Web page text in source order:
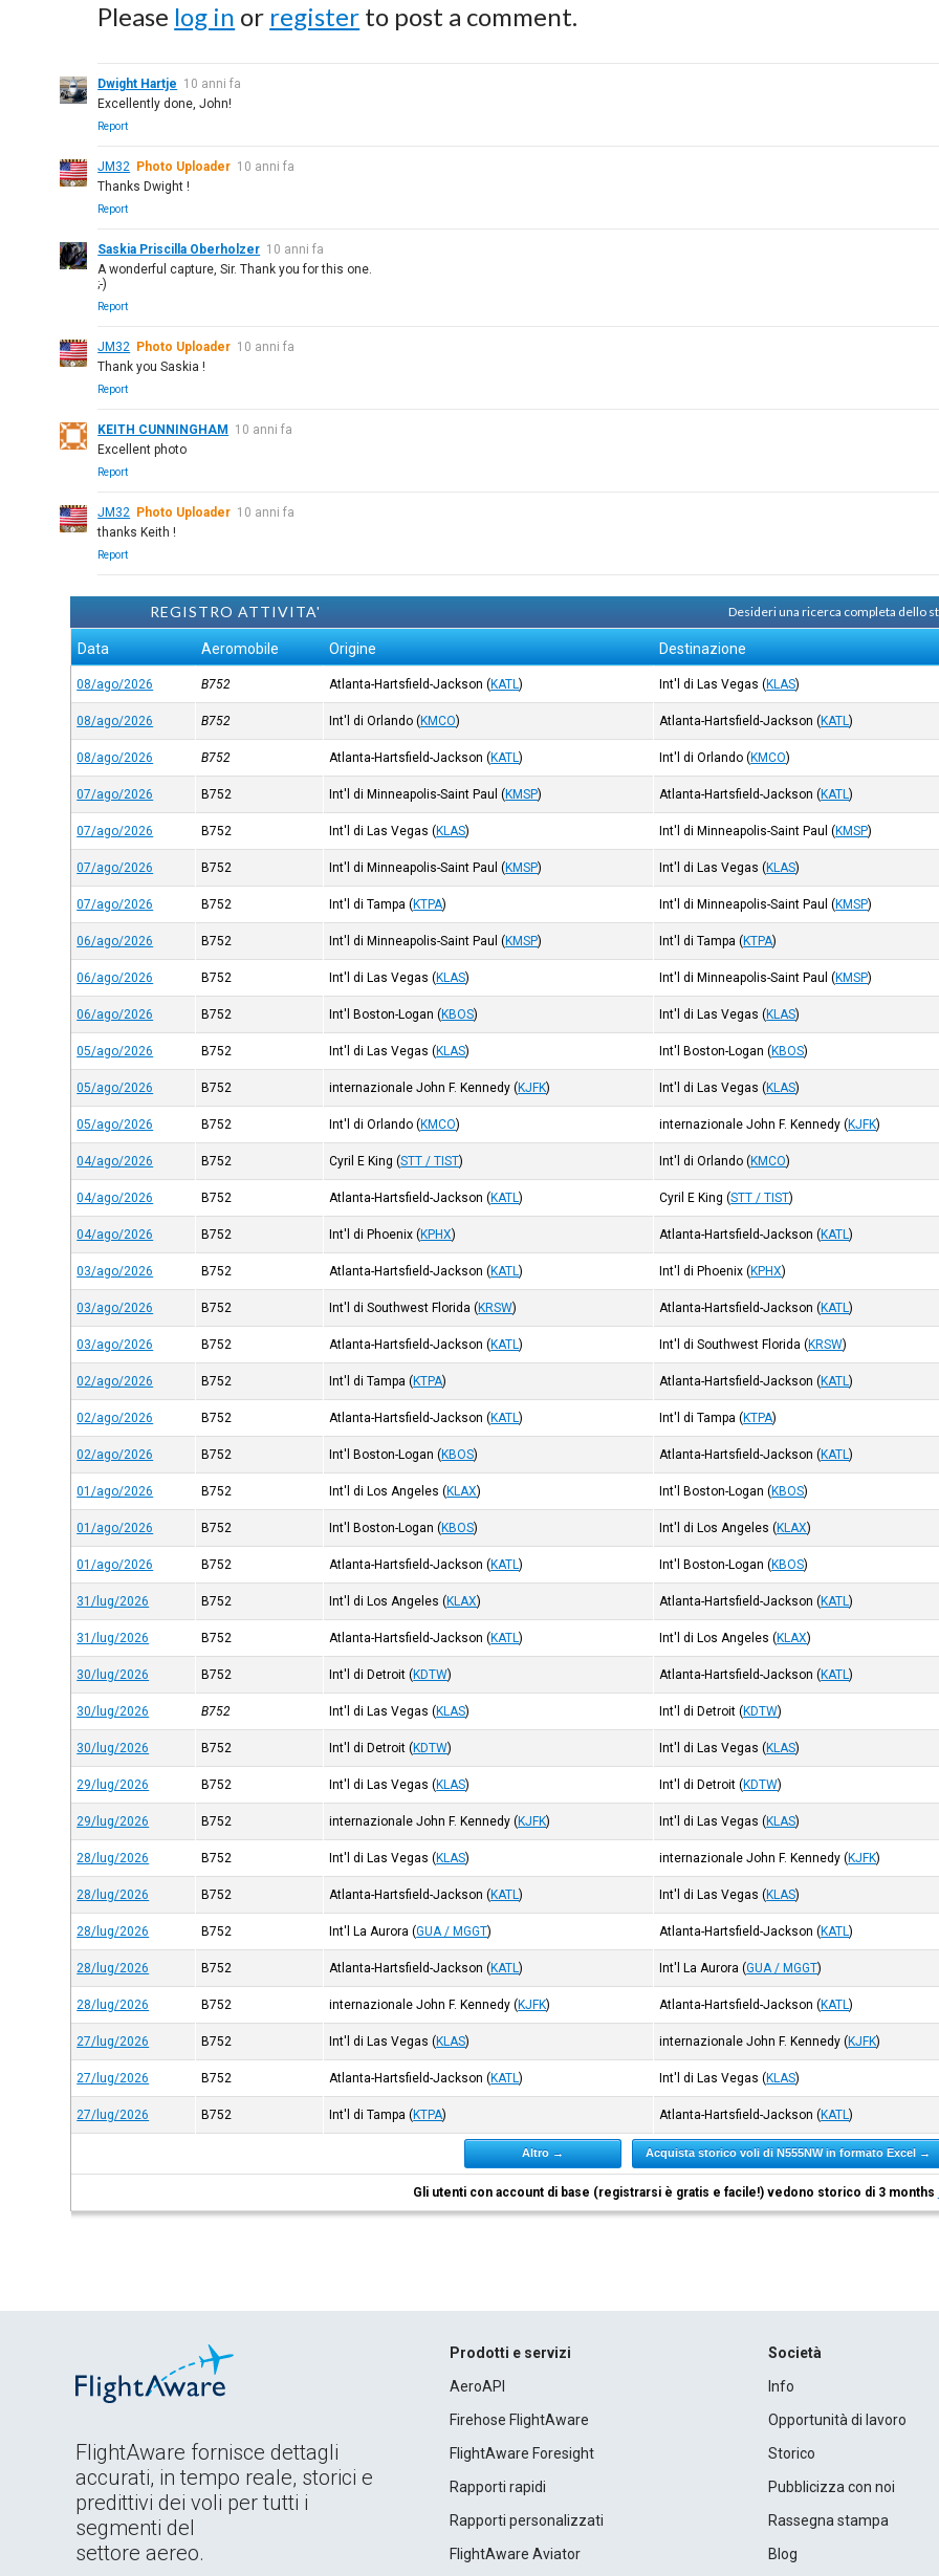
Please log in or register to post a comment.
Dwight Hartje 10 anni fa
Excellently done, John!
Report
JM32 Photo Uploader 10 anni fa
Thanks Dwight !
Report
Saskia Priscilla Oberholzer 10 anni fa
A wonderful capture, Sir. Thank you for this one.
;-)
Report
JM32 Photo Uploader 10 anni fa
Thank you Saskia !
Report
KEITH CUNNINGHAM
10 anni fa
Excellent photo
Report
JM32 Photo Uploader 10 anni fa
thanks Keith !
Report
REGISTRO ATTIVITA' Desideri una ricerca completa dello
Data Aeromobile Origine Destinazione
08/ago/2026 B752 Atlanta-Hartsfield-Jackson (KATL) Int'l di Las Vegas (KLAS)
08/ago/2026 B752 Int'l di Orlando (KMCO) Atlanta-Hartsfield-Jackson (KATL)
08/ago/2026 B752 Atlanta-Hartsfield-Jackson (KATL) Int'l di Orlando (KMCO)
07/ago/2026 B752 Int'l di Minneapolis-Saint Paul (KMSP) Atlanta-Hartsfield-Jackson (KATL)
07/ago/2026 B752 Int'l di Las Vegas (KLAS) Int'l di Minneapolis-Saint Paul (KMSP)
07/ago/2026 B752 Int'l di Minneapolis-Saint Paul (KMSP) Int'l di Las Vegas (KLAS)
07/ago/2026 B752 Int'l di Tampa (KTPA) Int'l di Minneapolis-Saint Paul (KMSP)
06/ago/2026 B752 Int'l di Minneapolis-Saint Paul (KMSP) Int'l di Tampa (KTPA)
06/ago/2026 B752 Int'l di Las Vegas (KLAS) Int'l di Minneapolis-Saint Paul (KMSP)
06/ago/2026 B752 Int'l Boston-Logan (KBOS) Int'l di Las Vegas (KLAS)
05/ago/2026 B752 Int'l di Las Vegas (KLAS) Int'l Boston-Logan (KBOS)
05/ago/2026 B752 internazionale John F. Kennedy (KJFK) Int'l di Las Vegas (KLAS)
05/ago/2026 B752 Int'l di Orlando (KMCO) internazionale John F. Kennedy (KJFK)
04/ago/2026 B752 Cyril E King (STT / TIST) Int'l di Orlando (KMCO)
04/ago/2026 B752 Atlanta-Hartsfield-Jackson (KATL) Cyril E King (STT / TIST)
04/ago/2026 B752 Int'l di Phoenix (KPHX) Atlanta-Hartsfield-Jackson (KATL)
03/ago/2026 B752 Atlanta-Hartsfield-Jackson (KATL) Int'l di Phoenix (KPHX)
03/ago/2026 B752 Int'l di Southwest Florida (KRSW) Atlanta-Hartsfield-Jackson (KATL)
03/ago/2026 B752 Atlanta-Hartsfield-Jackson (KATL) Int'l di Southwest Florida (KRSW)
02/ago/2026 B752 Int'l di Tampa (KTPA) Atlanta-Hartsfield-Jackson (KATL)
02/ago/2026 B752 Atlanta-Hartsfield-Jackson (KATL) Int'l di Tampa (KTPA)
02/ago/2026 B752 Int'l Boston-Logan (KBOS) Atlanta-Hartsfield-Jackson (KATL)
01/ago/2026 B752 Int'l di Los Angeles (KLAX) Int'l Boston-Logan (KBOS)
01/ago/2026 B752 Int'l Boston-Logan (KBOS) Int'l di Los Angeles (KLAX)
01/ago/2026 B752 Atlanta-Hartsfield-Jackson (KATL) Int'l Boston-Logan (KBOS)
31/lug/2026 B752 Int'l di Los Angeles (KLAX) Atlanta-Hartsfield-Jackson (KATL)
31/lug/2026 B752 Atlanta-Hartsfield-Jackson (KATL) Int'l di Los Angeles (KLAX)
30/lug/2026 B752 Int'l di Detroit (KDTW) Atlanta-Hartsfield-Jackson (KATL)
30/lug/2026 B752 Int'l di Las Vegas (KLAS) Int'l di Detroit (KDTW)
30/lug/2026 B752 Int'l di Detroit (KDTW) Int'l di Las Vegas (KLAS)
29/lug/2026 B752 Int'l di Las Vegas (KLAS) Int'l di Detroit (KDTW)
29/lug/2026 B752 internazionale John F. Kennedy (KJFK) Int'l di Las Vegas (KLAS)
28/lug/2026 B752 Int'l di Las Vegas (KLAS) internazionale John F. Kennedy (KJFK)
28/lug/2026 B752 Atlanta-Hartsfield-Jackson (KATL) Int'l di Las Vegas (KLAS)
28/lug/2026 B752 Int'l La Aurora (GUA / MGGT) Atlanta-Hartsfield-Jackson (KATL)
28/lug/2026 B752 Atlanta-Hartsfield-Jackson (KATL) Int'l La Aurora (GUA / MGGT)
28/lug/2026 B752 internazionale John F. Kennedy (KJFK) Atlanta-Hartsfield-Jackson (KATL)
27/lug/2026 B752 Int'l di Las Vegas (KLAS) internazionale John F. Kennedy (KJFK)
27/lug/2026 B752 Atlanta-Hartsfield-Jackson (KATL) Int'l di Las Vegas (KLAS)
27/lug/2026 B752 Int'l di Tampa (KTPA) Atlanta-Hartsfield-Jackson (KATL)
Altro → Acquista storico voli di N555NW in formato Excel →
Gli utenti con account di base (registrarsi è gratis e facile!) vedono storico di 3 months
FlightAware fornisce dettagli
accurati, in tempo reale, storici e
predittivi dei voli per tutti i
segmenti del
settore aereo.
Prodotti e servizi
AeroAPI
Firehose FlightAware
FlightAware Foresight
Rapporti rapidi
Rapporti personalizzati
FlightAware Aviator
Società
Info
Opportunità di lavoro
Storico
Pubblicizza con noi
Rassegna stampa
Blog